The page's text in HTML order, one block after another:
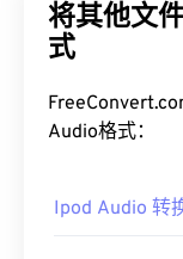
编解码器，也
来，WMA 不断
Windows Media
Windows Media
如何打开
将其他文
式
Audio格式：
Ipod Audio 转